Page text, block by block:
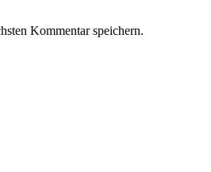
Kommentar speichern.